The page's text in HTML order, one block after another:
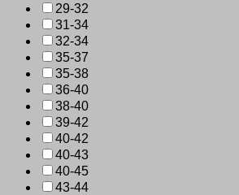
29-32
31-34
32-34
35-37
35-38
36-40
38-40
39-42
40-42
40-43
40-45
43-44